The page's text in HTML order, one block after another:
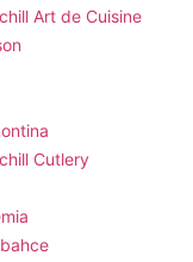
Art de Cuisine
Cutlery